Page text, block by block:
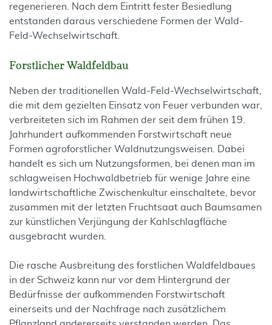
regenerieren. Nach dem Eintritt fester Besiedlung
entstanden daraus verschiedene Formen der Wald-
Feld-Wechselwirtschaft.
Forstlicher Waldfeldbau
Neben der traditionellen Wald-Feld-Wechselwirtschaft,
die mit dem gezielten Einsatz von Feuer verbunden war,
verbreiteten sich im Rahmen der seit dem frühen 19.
Jahrhundert aufkommenden Forstwirtschaft neue
Formen agroforstlicher Waldnutzungsweisen. Dabei
handelt es sich um Nutzungsformen, bei denen man im
schlagweisen Hochwaldbetrieb für wenige Jahre eine
landwirtschaftliche Zwischenkultur einschaltete, bevor
zusammen mit der letzten Fruchtsaat auch Baumsamen
zur künstlichen Verjüngung der Kahlschlagfläche
ausgebracht wurden.
Die rasche Ausbreitung des forstlichen Waldfeldbaues
in der Schweiz kann nur vor dem Hintergrund der
Bedürfnisse der aufkommenden Forstwirtschaft
einerseits und der Nachfrage nach zusätzlichem